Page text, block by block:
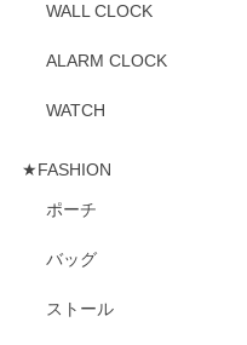
WALL CLOCK
ALARM CLOCK
WATCH
★FASHION
ポーチ
バッグ
ストール